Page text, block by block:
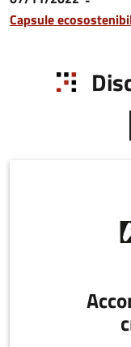
Capsule